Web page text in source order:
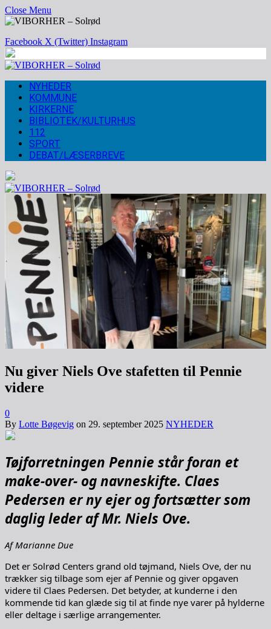
Close Menu
Facebook X (Twitter) Instagram
NYHEDER
KOMMUNE
KIRKERNE
BIBLIOTEK/KULTURHUS
112
SPORT
DEBAT/LÆSERBREVE
Nu giver Niels Ove stafetten til Pennie
videre
0
By Lotte Bøgevig on 29. september 2025 NYHEDER
Tøjforretningen Pennie står foran et
make-over- og navneskifte. Claes
Pedersen er ny ejer og fortsætter som
daglig leder af Mr. Niels Ove.
Af Marianne Due
Det er Solrød Centers grand old tøjmand, Niels Ove, der nu
trækker sig tilbage som ejer af Pennie og giver opgaven
videre til Claes Pedersen. Det betyder, at kunderne i den
kommende tid kan glæde sig til at finde nye varer på hylderne
eller deltage i særlige arrangementer.